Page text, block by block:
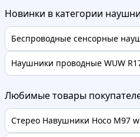
Новинки в категории
Беспроводные сенсорные
Наушники проводные WUW
Любимые товары
Стерео Навушники Hoco M97